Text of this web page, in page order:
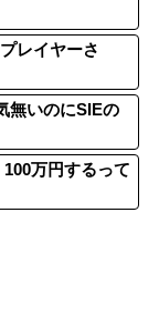
レイヤーさ
無いのにSIEの
100万円するって